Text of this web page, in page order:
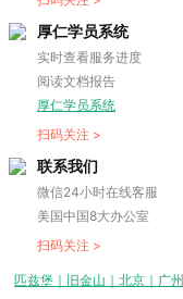
厚仁学员系统
实时查看服务进度
阅读文档报告
厚仁学员系统
扫码关注 >
联系我们
微信24小时在线客服
美国中国8大办公室
扫码关注 >
匹兹堡｜旧金山｜北京｜广州